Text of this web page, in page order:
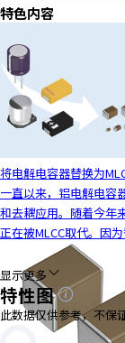
t
e
u
n
a
v
g
a
t
e
特色内容
将电解电容器替换为
一直以来，铝电解电容
和去耦应用。随着今年
正在被MLCC取代。因
显示更多
特性图
此数据仅供参考，不保